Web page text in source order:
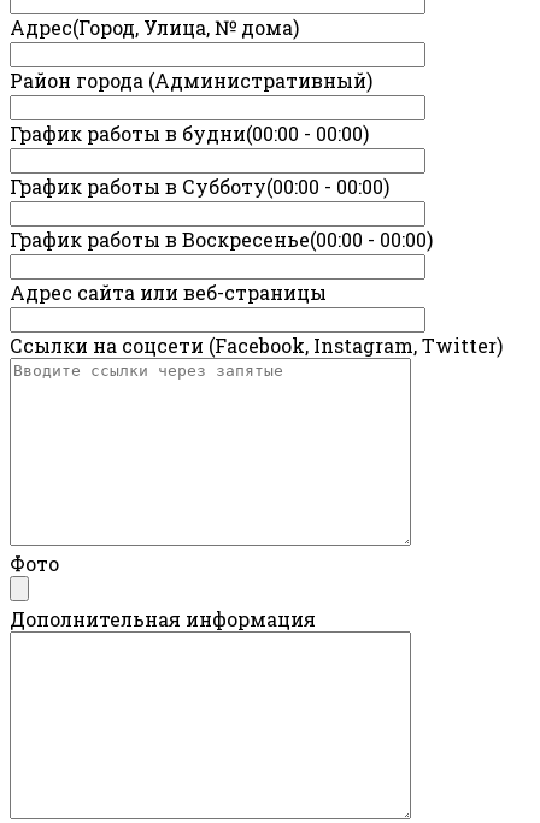
Адрес(Город, Улица, № дома)
Район города (Административный)
График работы в будни(00:00 - 00:00)
График работы в Субботу(00:00 - 00:00)
График работы в Воскресенье(00:00 - 00:00)
Адрес сайта или веб-страницы
Ссылки на соцсети (Facebook, Instagram, Twitter)
Фото
Дополнительная информация